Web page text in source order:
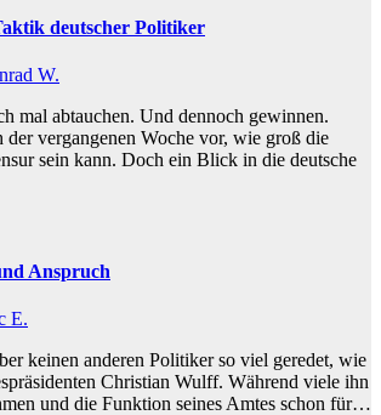
deutscher Politiker
W.
mal abtauchen. Und dennoch gewinnen.
der vergangenen Woche vor, wie groß die
sein kann. Doch ein Blick in die deutsche
Anspruch
E.
keinen anderen Politiker so viel geredet, wie
Christian Wulff. Während viele ihn
und die Funktion seines Amtes schon für…